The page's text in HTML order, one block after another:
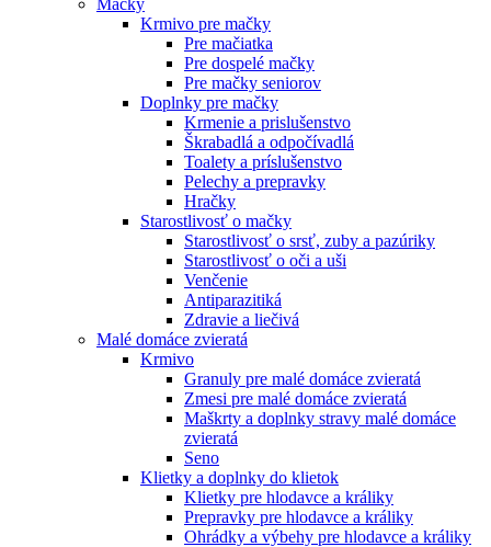
Krmivo pre mačky
Pre mačiatka
Pre dospelé mačky
Pre mačky seniorov
Doplnky pre mačky
Krmenie a prislušenstvo
Škrabadlá a odpočívadlá
Toalety а príslušenstvo
Pelechy a prepravky
Hračky
Starostlivosť o mačky
Starostlivosť o srsť, zuby a pazúriky
Starostlivosť o oči a uši
Venčenie
Antiparazitiká
Zdravie a liečivá
Malé domáce zvieratá
Krmivo
Granuly pre malé domáce zvieratá
Zmesi pre malé domáce zvieratá
Maškrty a doplnky stravy malé domáce
zvieratá
Seno
Klietky a doplnky do klietok
Klietky pre hlodavce a králiky
Prepravky pre hlodavce a králiky
Ohrádky a výbehy pre hlodavce a králiky